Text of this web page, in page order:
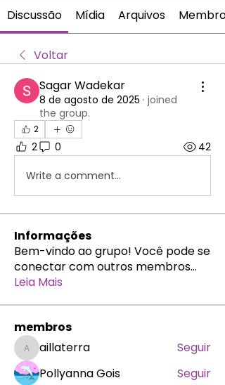
Discussão Mídia Arquivos Membros
Voltar
Sagar Wadekar
8 de agosto de 2025 · joined
the group.
2
2 0 42
Write a comment...
Informações
Bem-vindo ao grupo! Você pode se
conectar com outros membros...
Leia Mais
membros
aillaterra
aillaterra
Seguir
Pollyanna Gois
Seguir